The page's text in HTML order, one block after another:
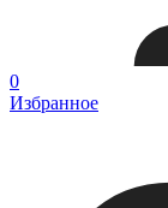
0
Избранное